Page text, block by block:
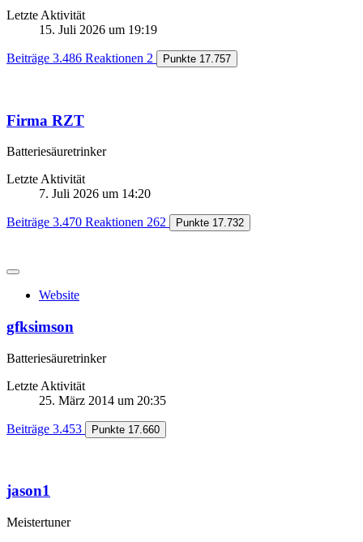
Letzte Aktivität
15. Juli 2026 um 19:19
Beiträge 3.486 Reaktionen 2 Punkte 17.757
Firma RZT
Batteriesäuretrinker
Letzte Aktivität
7. Juli 2026 um 14:20
Beiträge 3.470 Reaktionen 262 Punkte 17.732
Website
gfksimson
Batteriesäuretrinker
Letzte Aktivität
25. März 2014 um 20:35
Beiträge 3.453 Punkte 17.660
jason1
Meistertuner